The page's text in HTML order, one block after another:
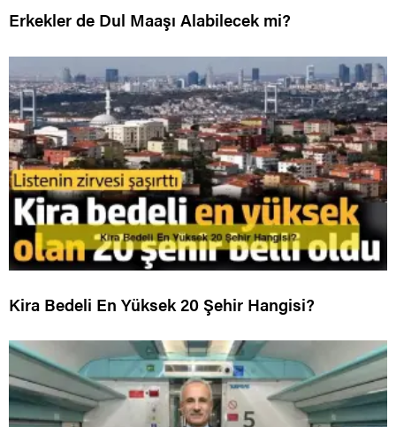
Erkekler de Dul Maaşı Alabilecek mi?
Kira Bedeli En Yüksek 20 Şehir Hangisi?